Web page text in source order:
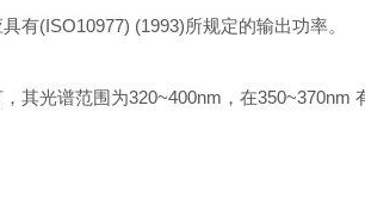
有(ISO10977) (1993)所规定的输出功率。
其光谱范围为320~400nm，在350~370nm